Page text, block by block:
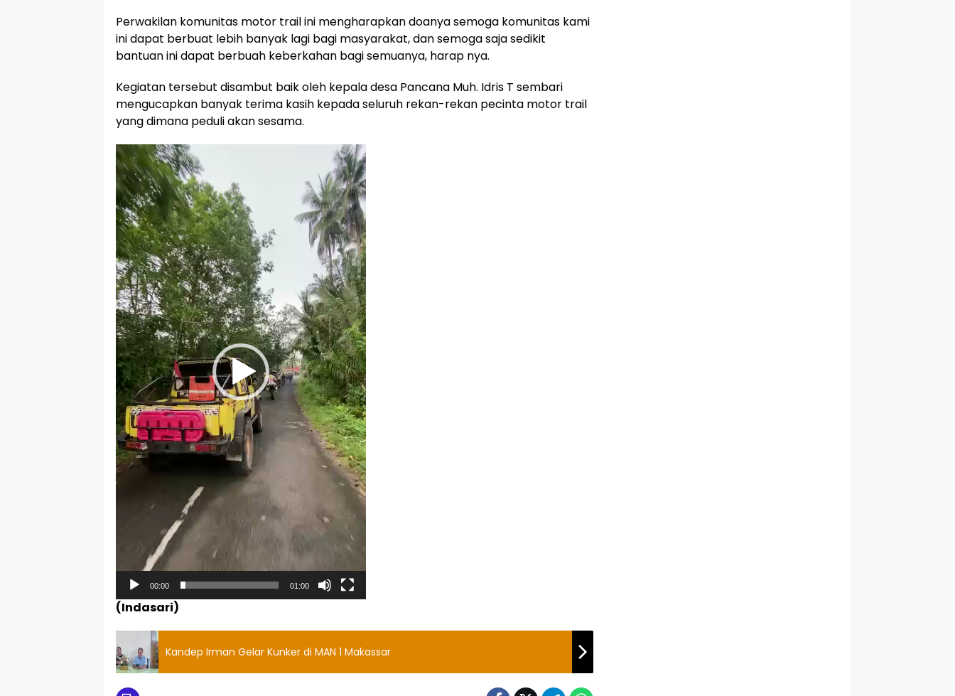
Perwakilan komunitas motor trail ini mengharapkan doanya semoga komunitas kami
ini dapat berbuat lebih banyak lagi bagi masyarakat, dan semoga saja sedikit
bantuan ini dapat berbuah keberkahan bagi semuanya, harap nya.
Kegiatan tersebut disambut baik oleh kepala desa Pancana Muh. Idris T sembari
mengucapkan banyak terima kasih kepada seluruh rekan-rekan pecinta motor trail
yang dimana peduli akan sesama.
Pemutar
Video
00:00 01:00
(Indasari)
Kandep Irman Gelar Kunker di MAN 1 Makassar